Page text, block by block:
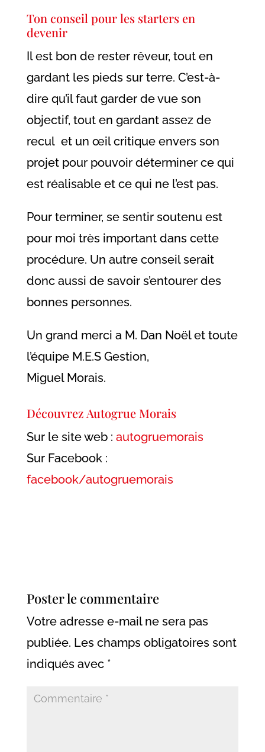
Ton conseil pour les starters en
devenir
Il est bon de rester rêveur, tout en
gardant les pieds sur terre. C’est-à-
dire qu’il faut garder de vue son
objectif, tout en gardant assez de
recul et un œil critique envers son
projet pour pouvoir déterminer ce qui
est réalisable et ce qui ne l’est pas.
Pour terminer, se sentir soutenu est
pour moi très important dans cette
procédure. Un autre conseil serait
donc aussi de savoir s’entourer des
bonnes personnes.
Un grand merci a M. Dan Noël et toute
l’équipe M.E.S Gestion,
Miguel Morais.
Découvrez Autogrue Morais
Sur le site web : autogruemorais
Sur Facebook :
facebook/autogruemorais
Poster le commentaire
Votre adresse e-mail ne sera pas
publiée. Les champs obligatoires sont
indiqués avec *